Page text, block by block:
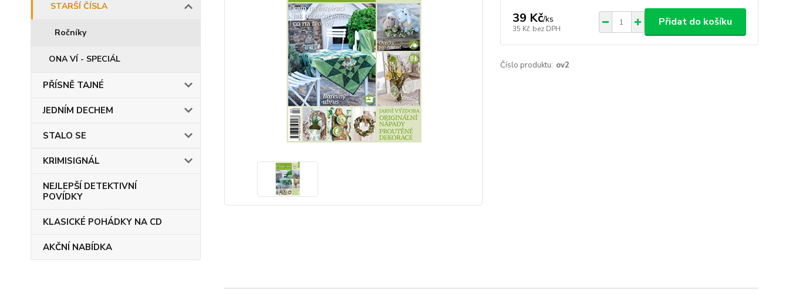
STARŠÍ ČÍSLA
Ročníky
ONA VÍ - SPECIÁL
PŘÍSNĚ TAJNÉ
JEDNÍM DECHEM
STALO SE
KRIMISIGNÁL
NEJLEPŠÍ DETEKTIVNÍ
POVÍDKY
KLASICKÉ POHÁDKY NA CD
AKČNÍ NABÍDKA
39 Kč/ks
35 Kč bez DPH
Přidat do košíku
Číslo produktu: ov2